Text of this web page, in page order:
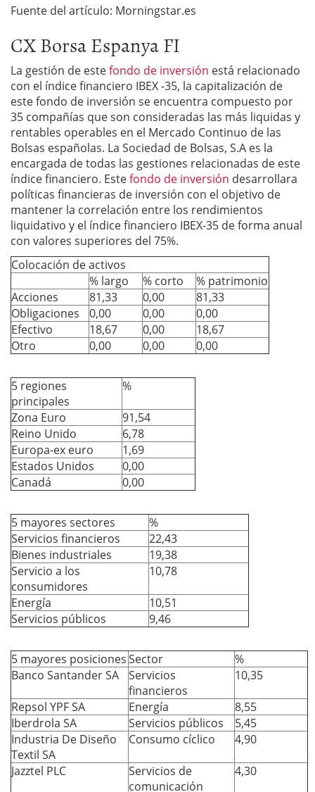
Fuente del artículo: Morningstar.es
CX Borsa Espanya FI
La gestión de estefondo de inversión está relacionado
con el índice financiero IBEX -35, la capitalización de
este fondo de inversión se encuentra compuesto por
35 compañías que son consideradas las más liquidas y
rentables operables en el Mercado Continuo de las
Bolsas españolas. La Sociedad de Bolsas, S.A es la
encargada de todas las gestiones relacionadas de este
índice financiero. Estefondo de inversión desarrollara
políticas financieras de inversión con el objetivo de
mantener la correlación entre los rendimientos
liquidativo y el índice financiero IBEX-35 de forma anual
con valores superiores del 75%.
Colocación de activos
% largo
% corto
% patrimonio
Acciones
81,33 0,00
81,33
Obligaciones
0,00 0,00
0,00
Efectivo
18,67 0,00
18,67
Otro
0,00 0,00 0,00
5 regiones
principales
%
Zona Euro
91,54
Reino Unido
6,78
Europa-ex euro
1,69
Estados Unidos
0,00
Canadá
0,00
5 mayores sectores
%
Servicios financieros
22,43
Bienes industriales
19,38
Servicio a los
consumidores
10,78
Energía
10,51
Servicios públicos
9,46
5 mayores posicionesSector
%
Banco Santander SA
Servicios
financieros
10,35
Repsol YPF SA Energía
8,55
Iberdrola SA
Servicios públicos
5,45
Industria De Diseño
Textil SA
Consumo cíclico 4,90
Jazztel PLC
Servicios de
comunicación
4,30